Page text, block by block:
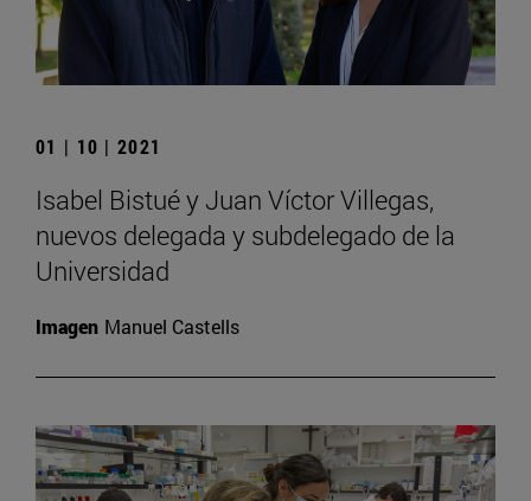
01 | 10 | 2021
Isabel Bistué y Juan Víctor Villegas,
nuevos delegada y subdelegado de la
Universidad
Imagen Manuel Castells